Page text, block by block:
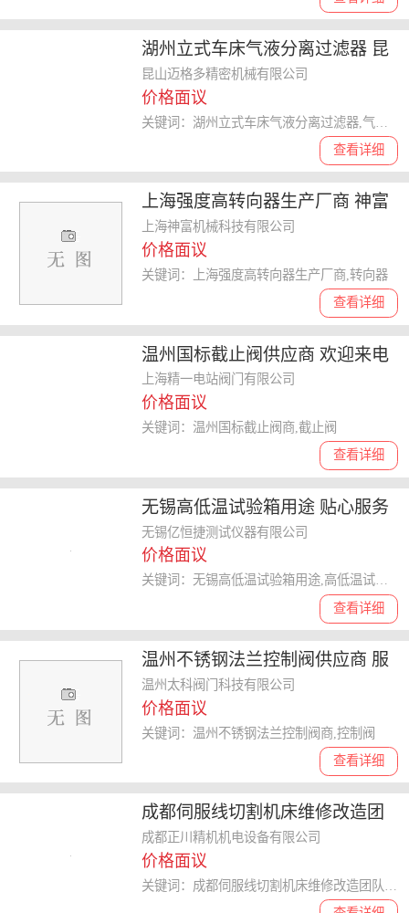
湖州立式车床气液分离过滤器 昆
山迈格多精密机械供应
昆山迈格多精密机械有限公司
价格面议
查看详细
上海强度高转向器生产厂商 神富
供
上海神富机械科技有限公司
价格面议
查看详细
关键词：上海强度高转向器生产厂商,转向器
温州国标截止阀供应商 欢迎来电
上海精一电站阀门供应
上海精一电站阀门有限公司
价格面议
查看详细
关键词：温州国标截止阀商,截止阀
无锡高低温试验箱用途 贴心服务
无锡亿恒捷测试仪器供应
无锡亿恒捷测试仪器有限公司
价格面议
查看详细
关键词：无锡高低温试验箱用途,高低温试验箱
温州不锈钢法兰控制阀供应商 服
务为先 温州太科阀门科技供应
温州太科阀门科技有限公司
价格面议
查看详细
关键词：温州不锈钢法兰控制阀商,控制阀
成都伺服线切割机床维修改造团
队 成都正川精机机电设备供应
成都正川精机机电设备有限公司
价格面议